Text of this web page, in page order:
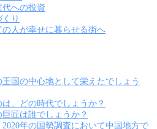
への投資
り
人が幸せに暮らせる街へ
国の中心地として栄えたでしょう
、どの時代でしょうか？
匠は誰でしょうか？
年の国勢調査において中国地方で